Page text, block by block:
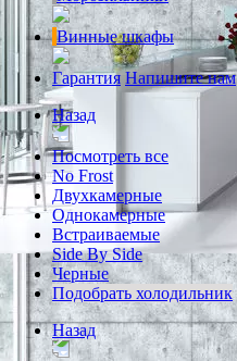
Винные шкафы
Гарантия Напишите нам
Назад
Посмотреть все
No Frost
Двухкамерные
Однокамерные
Встраиваемые
Side By Side
Черные
Подобрать холодильник
Назад